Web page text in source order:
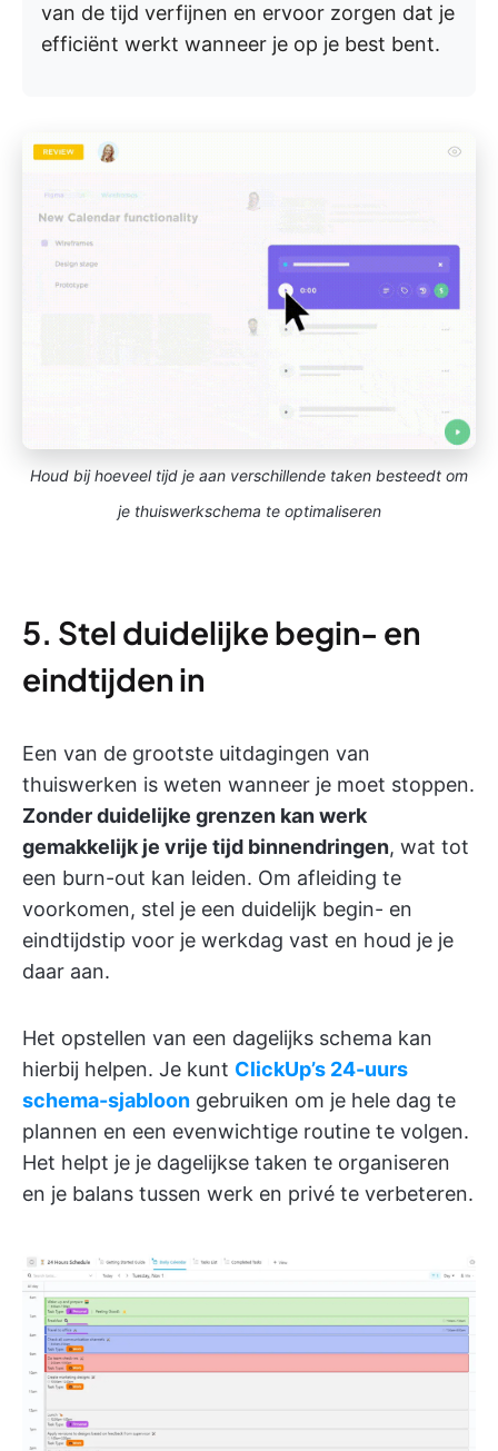
van de tijd verfijnen en ervoor zorgen dat je
efficiënt werkt wanneer je op je best bent.
Houd bij hoeveel tijd je aan verschillende taken besteedt om
je thuiswerkschema te optimaliseren
5. Stel duidelijke begin- en
eindtijden in
Een van de grootste uitdagingen van
thuiswerken is weten wanneer je moet stoppen.
Zonder duidelijke grenzen kan werk
gemakkelijk je vrije tijd binnendringen, wat tot
een burn-out kan leiden. Om afleiding te
voorkomen, stel je een duidelijk begin- en
eindtijdstip voor je werkdag vast en houd je je
daar aan.
Het opstellen van een dagelijks schema kan
hierbij helpen. Je kunt ClickUp’s 24-uurs
schema-sjabloon gebruiken om je hele dag te
plannen en een evenwichtige routine te volgen.
Het helpt je je dagelijkse taken te organiseren
en je balans tussen werk en privé te verbeteren.